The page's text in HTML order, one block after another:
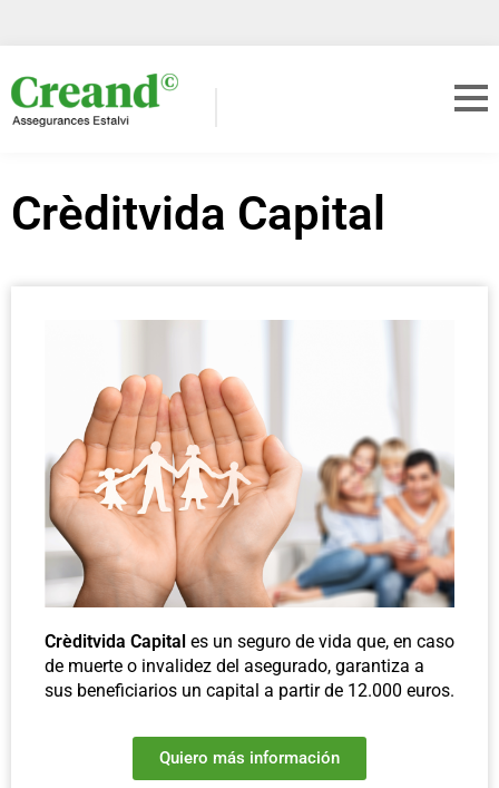
Crèditvida Capital
Crèditvida Capital es un seguro de vida que, en caso
de muerte o invalidez del asegurado, garantiza a
sus beneficiarios un capital a partir de 12.000 euros.
Quiero más información